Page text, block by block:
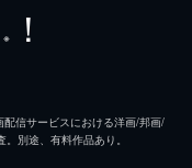
※ ！
信サービスにおける洋画/邦画/
別途、有料作品あり。